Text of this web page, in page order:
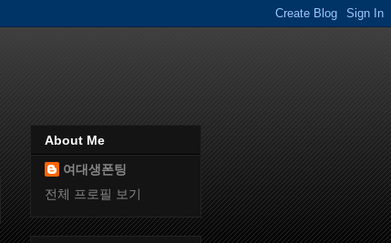
About Me
여대생폰팅
전체 프로필 보기